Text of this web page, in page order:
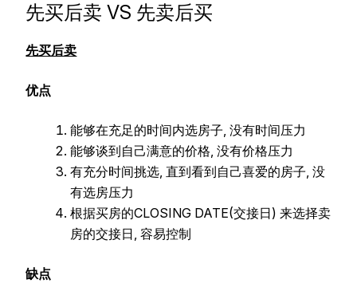
先买后卖 VS 先卖后买
先买后卖
优点
能够在充足的时间内选房子, 没有时间压力
能够谈到自己满意的价格, 没有价格压力
有充分时间挑选, 直到看到自己喜爱的房子, 没
有选房压力
根据买房的CLOSING DATE(交接日) 来选择卖
房的交接日, 容易控制
缺点